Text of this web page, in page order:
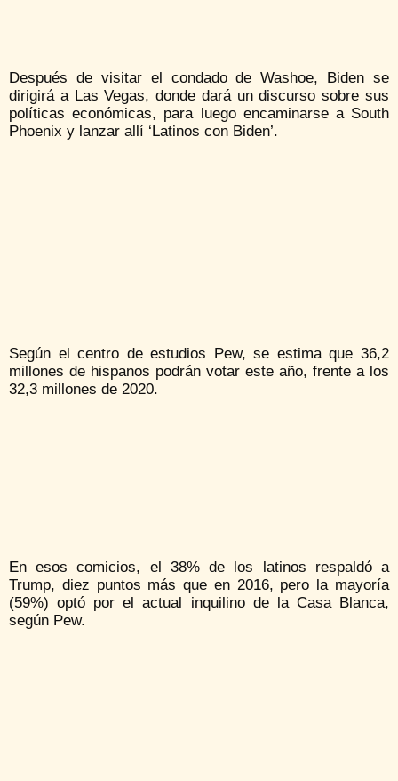
Después de visitar el condado de Washoe, Biden se
dirigirá a Las Vegas, donde dará un discurso sobre sus
políticas económicas, para luego encaminarse a South
Phoenix y lanzar allí ‘Latinos con Biden’.
Según el centro de estudios Pew, se estima que 36,2
millones de hispanos podrán votar este año, frente a los
32,3 millones de 2020.
En esos comicios, el 38% de los latinos respaldó a
Trump, diez puntos más que en 2016, pero la mayoría
(59%) optó por el actual inquilino de la Casa Blanca,
según Pew.